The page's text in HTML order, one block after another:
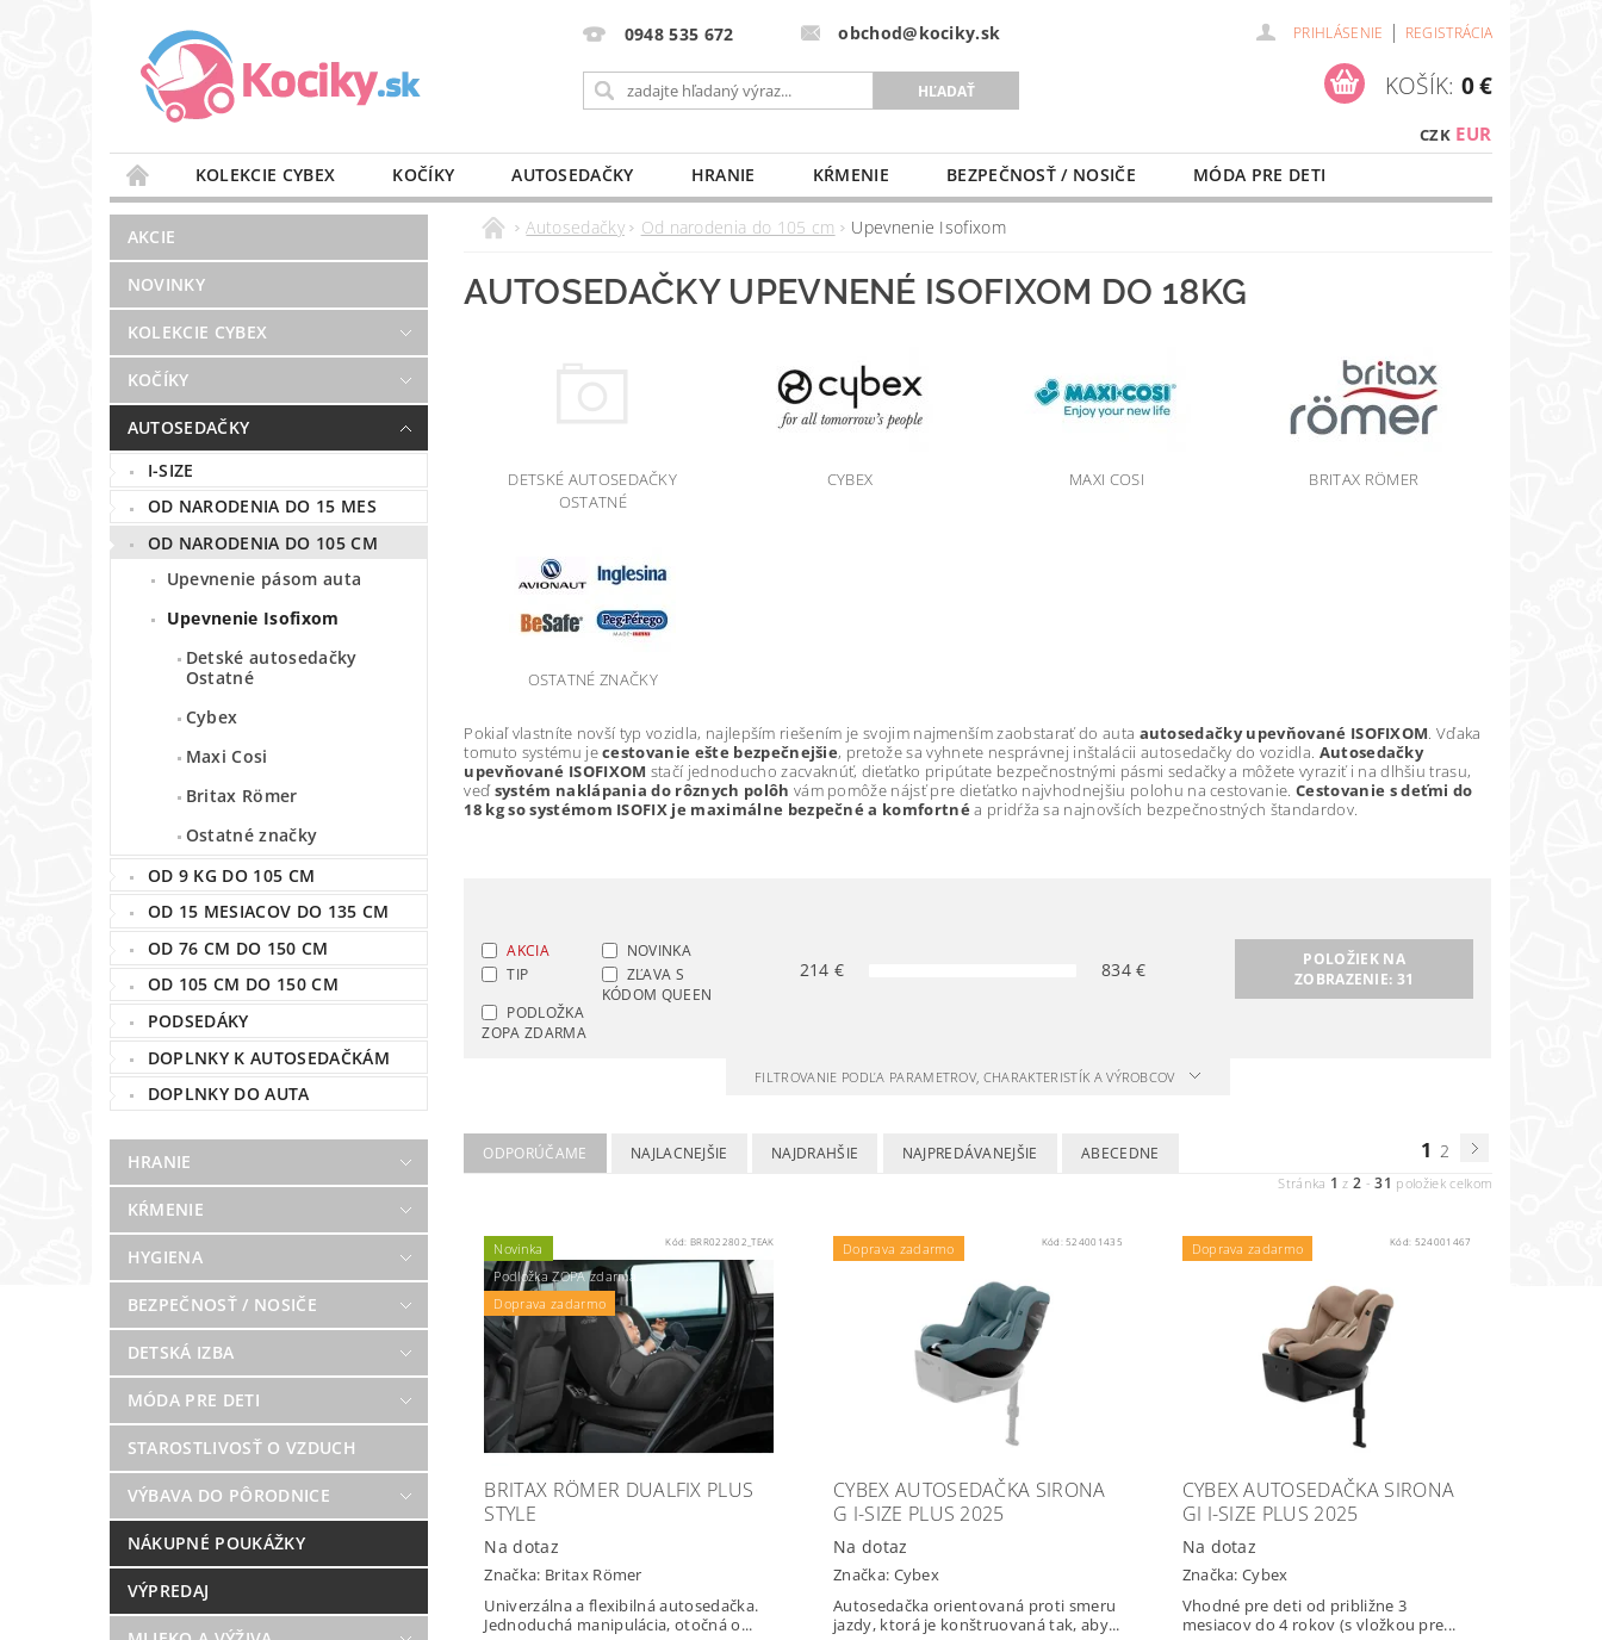
0948 535 672 obchod@kociky.sk PRIHLÁSENIE | REGISTRÁCIA
CZK EUR
KOŠÍK: 0 €
KOLEKCIE CYBEX KOČÍKY AUTOSEDAČKY HRANIE KŔMENIE BEZPEČNOSŤ / NOSIČE
MÓDA PRE DETI
STAROSTLIVOSŤ O VZDUCH
VÝBAVA DO PÔRODNICE MLIEKO A VÝŽIVA PRE MAMIČKU
BLOG
PREDAJŇA KONTAKT
AKCIE
NOVINKY
KOLEKCIE CYBEX
KOČÍKY
AUTOSEDAČKY
I-SIZE
OD NARODENIA DO 15 MES
OD NARODENIA DO 105 CM
Upevnenie pásom auta
Upevnenie Isofixom
Detské autosedačky
Ostatné
Cybex
Maxi Cosi
Britax Römer
Ostatné značky
OD 9 KG DO 105 CM
OD 15 MESIACOV DO 135 CM
OD 76 CM DO 150 CM
OD 105 CM DO 150 CM
PODSEDÁKY
DOPLNKY K AUTOSEDAČKÁM
DOPLNKY DO AUTA
HRANIE
KŔMENIE
HYGIENA
BEZPEČNOSŤ / NOSIČE
DETSKÁ IZBA
MÓDA PRE DETI
STAROSTLIVOSŤ O VZDUCH
VÝBAVA DO PÔRODNICE
NÁKUPNÉ POUKÁŽKY
VÝPREDAJ
Autosedačky Od narodenia do 105 cm Upevnenie Isofixom
AUTOSEDAČKY UPEVNENÉ ISOFIXOM DO 18KG
DETSKÉ AUTOSEDAČKY
OSTATNÉ
CYBEX MAXI COSI BRITAX RÖMER
OSTATNÉ ZNAČKY
Pokiaľ vlastníte novší typ vozidla, najlepším riešením je svojim najmenším zaobstarať do auta autosedačky upevňované ISOFIXOM. Vďaka
tomuto systému jecestovanie ešte bezpečnejšie, pretože sa vyhnete nesprávnej inštalácii autosedačky do vozidla. Autosedačky
upevňované ISOFIXOM stačí jednoducho zacvaknúť, dieťatko pripútate bezpečnostnými pásmi sedačky a môžete vyraziť i na dlhšiu trasu,
veďsystém naklápania do rôznych polôh vám pomôže nájsť pre dieťatko najvhodnejšiu polohu na cestovanie.Cestovanie s deťmi do
18 kg so systémom ISOFIX je maximálne bezpečné a komfortné a pridŕža sa najnovších bezpečnostných štandardov.
AKCIA
NOVINKA
TIP
ZĽAVA S
KÓDOM QUEEN
PODLOŽKA
ZOPA ZDARMA
214 € 834€
POLOŽIEK NA
ZOBRAZENIE: 31
FILTROVANIE PODĽA PARAMETROV, CHARAKTERISTÍK A VÝROBCOV
ODPORÚČAME NAJLACNEJŠIE NAJDRAHŠIE NAJPREDÁVANEJŠIE ABECEDNE 1 2
Stránka 1 z2 -31 položiek celkom
Novinka
Podložka ZOPA zdarma
Doprava zadarmo
Kód: BRR022802_TEAK
BRITAX RÖMER DUALFIX PLUS
STYLE
Na dotaz
Značka: Britax Römer
Univerzálna a flexibilná autosedačka.
Jednoduchá manipulácia, otočná o...
Doprava zadarmo Kód:524001435
CYBEX AUTOSEDAČKA SIRONA
G I-SIZE PLUS 2025
Na dotaz
Značka: Cybex
Autosedačka orientovaná proti smeru
jazdy, ktorá je konštruovaná tak, aby...
Doprava zadarmo Kód: 524001467
CYBEX AUTOSEDAČKA SIRONA
GI I-SIZE PLUS 2025
Na dotaz
Značka:Cybex
Vhodné pre deti od približne 3
mesiacov do 4 rokov (s vložkou pre...